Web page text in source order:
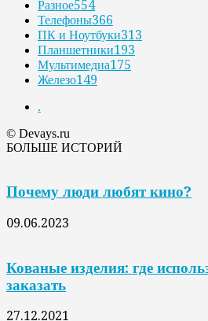
Разное554
Телефоны366
ПК и Ноутбуки313
Планшетники193
Мультимедиа175
Железо149
.
© Devays.ru
БОЛЬШЕ ИСТОРИЙ
Почему люди любят кино?
09.06.2023
Кованые изделия: где
заказать
27.12.2021